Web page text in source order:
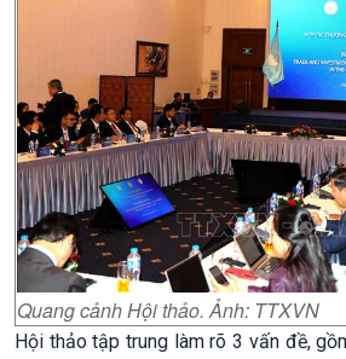
Quang cảnh Hội thảo. Ảnh: TTXVN
Hội thảo tập trung làm rõ 3 vấn đề,